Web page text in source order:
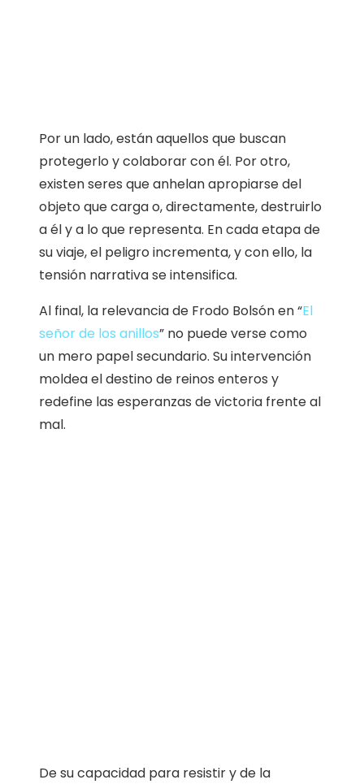
Por un lado, están aquellos que buscan
protegerlo y colaborar con él. Por otro,
existen seres que anhelan apropiarse del
objeto que carga o, directamente, destruirlo
a él y a lo que representa. En cada etapa de
su viaje, el peligro incrementa, y con ello, la
tensión narrativa se intensifica.
Al final, la relevancia de Frodo Bolsón en “El
señor de los anillos” no puede verse como
un mero papel secundario. Su intervención
moldea el destino de reinos enteros y
redefine las esperanzas de victoria frente al
mal.
De su capacidad para resistir y de la